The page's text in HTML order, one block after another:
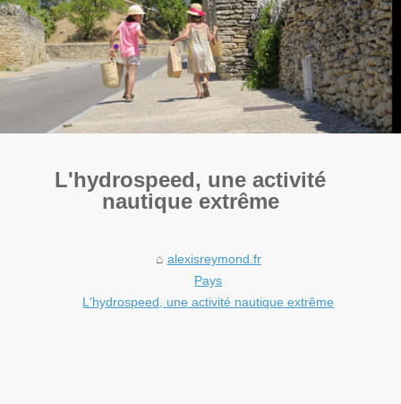
L'hydrospeed, une activité
nautique extrême
alexisreymond.fr
Pays
L'hydrospeed, une activité nautique extrême